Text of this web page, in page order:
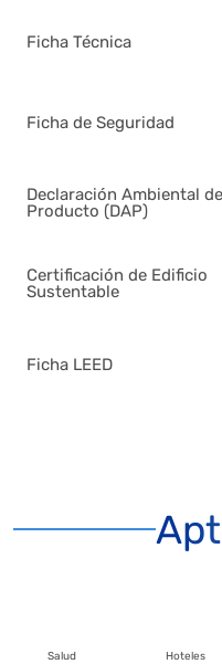
Ficha Técnica
Ficha de Seguridad
Declaración Ambiental de
Producto (DAP)
Certificación de Edificio
Sustentable
Ficha LEED
Salud Hoteles